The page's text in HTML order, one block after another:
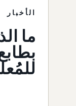
الأخبار
ما